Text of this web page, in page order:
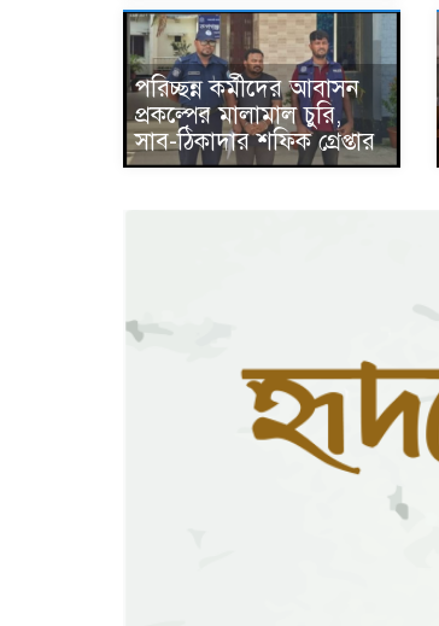
পরিচ্ছন্ন কর্মীদের আবাসন
প্রকল্পের মালামাল চুরি,
সাব-ঠিকাদার শফিক গ্রেপ্তার